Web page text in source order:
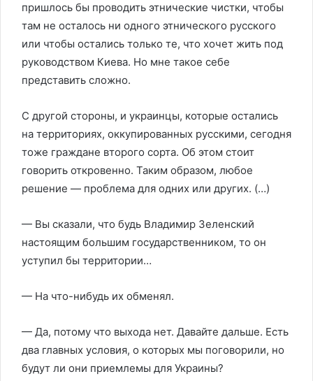
пришлось бы проводить этнические чистки, чтобы
там не осталось ни одного этнического русского
или чтобы остались только те, что хочет жить под
руководством Киева. Но мне такое себе
представить сложно.
С другой стороны, и украинцы, которые остались
на территориях, оккупированных русскими, сегодня
тоже граждане второго сорта. Об этом стоит
говорить откровенно. Таким образом, любое
решение — проблема для одних или других. (…)
— Вы сказали, что будь Владимир Зеленский
настоящим большим государственником, то он
уступил бы территории…
— На что-нибудь их обменял.
— Да, потому что выхода нет. Давайте дальше. Есть
два главных условия, о которых мы поговорили, но
будут ли они приемлемы для Украины?